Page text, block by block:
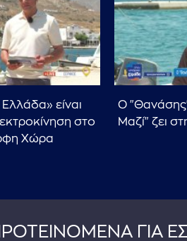
είναι
στο
Χώρα
Ο
Μαζί" ζει
ΓΙΑ